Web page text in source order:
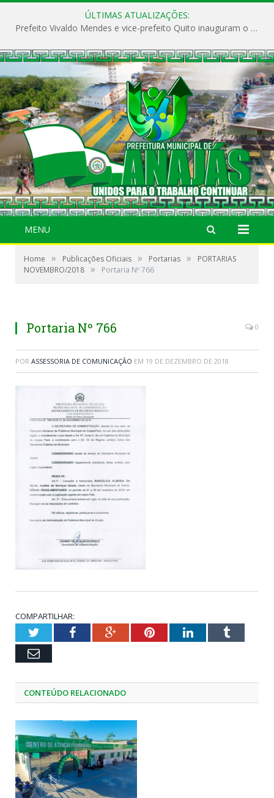
ÚLTIMAS ATUALIZAÇÕES:
Prefeito Vivaldo Mendes e vice-prefeito Quito inauguram o CAPS e fortalecem a saúde pública em Anajás.
MENU
Home » Publicações Oficiais » Portarias »
PORTARIAS
NOVEMBRO/2018 » Portaria Nº 766
Portaria Nº 766 0
POR ASSESSORIA DE COMUNICAÇÃO EM 19 DE DEZEMBRO DE 2018
COMPARTILHAR:
TwitterFacebookGoogle+PinterestLinkedInTumblr
Email
CONTEÚDO RELACIONADO